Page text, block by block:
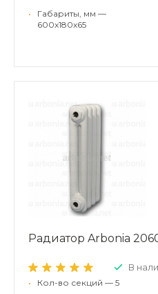
•
Габариты, мм —
600x180x65
Радиатор Arbonia
В
•
Кол-во секций — 5